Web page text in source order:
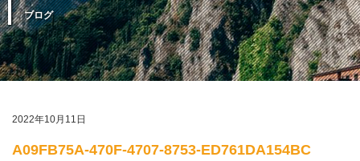
ブログ
2022年10月11日
A09FB75A-470F-4707-8753-ED761DA154BC